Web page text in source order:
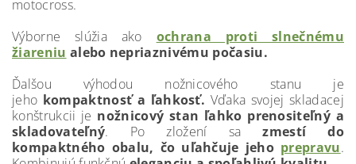
motocross.
Výborne slúžia ako ochrana proti slnečnému
žiareniu alebo nepriaznivému počasiu.
Ďalšou výhodou nožnicového stanu je
jeho kompaktnosť a ľahkosť. Vďaka svojej skladacej
konštrukcii je nožnicový stan ľahko prenositeľný a
skladovateľný. Po zložení sazmestí do
kompaktného obalu, čo uľahčuje jeho prepravu.